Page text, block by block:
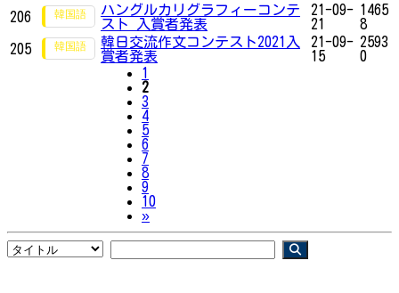
206
ハングルカリグラフィーコンテ
スト 入賞者発表
21-09-
21
1465
8
205
韓日交流作文コンテスト2021入
賞者発表
21-09-
15
2593
0
1
2
3
4
5
6
7
8
9
10
»Next